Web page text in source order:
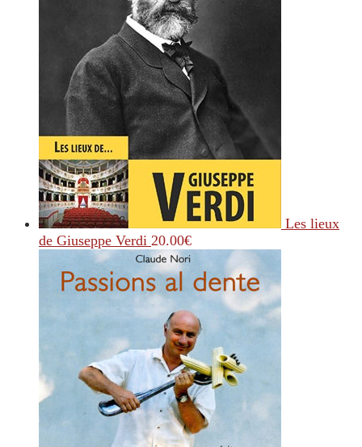
Les lieux
de Giuseppe Verdi 20.00€